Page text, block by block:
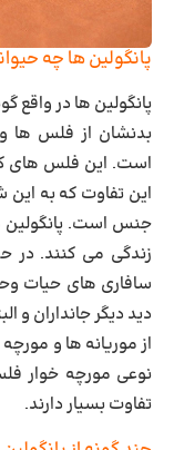
پانگولین ها چه
پانگولین ها در واقع
بدنشان از فلس ها
است. این فلس های
این تفاوت که به این
جنس است. پانگولین
زندگی می کنند. در
سافاری های حیات
دید دیگر جانداران و
از موریانه ها و
نوعی مورچه خوار
تفاوت بسیار دارند.